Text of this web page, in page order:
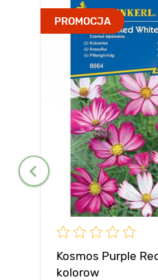
PROMOCJA
Kosmos Purple
kolorow